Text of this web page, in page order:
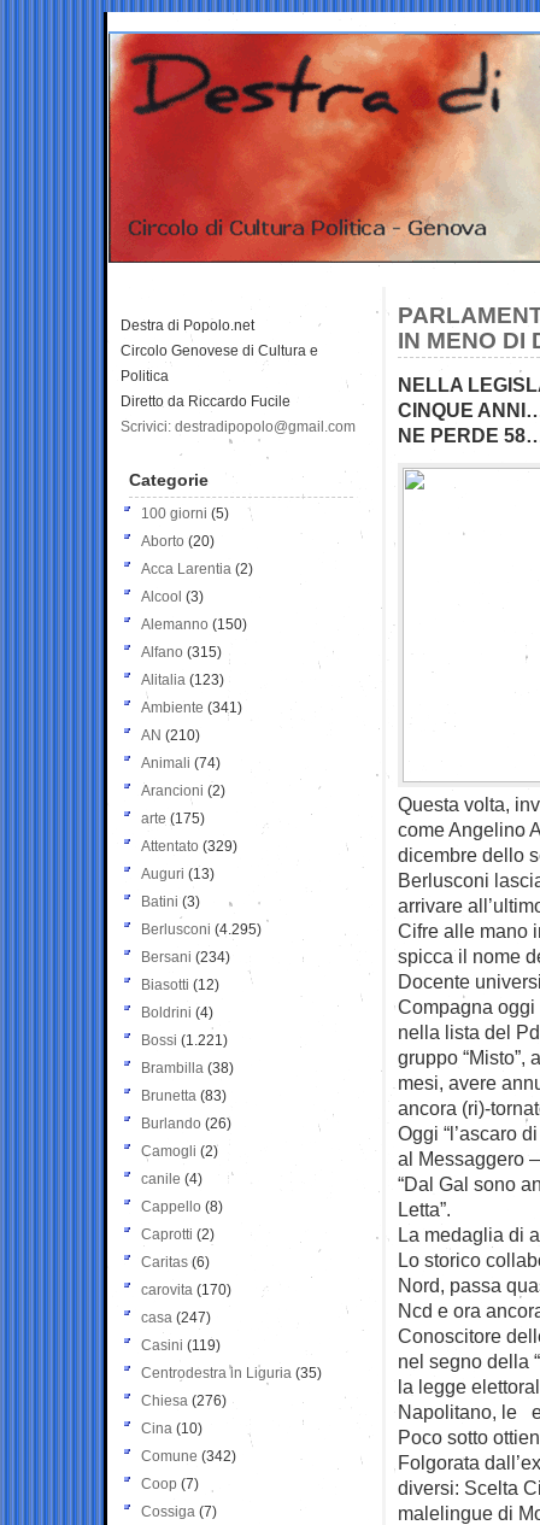
IN MENO DI
NELLA
CINQUE
NE PERDE
Questa volta,
come Angelino
dicembre dello
Berlusconi
arrivare
Cifre alle mano
spicca il nome
Docente
Compagna
nella lista del
gruppo “Misto”,
mesi, avere
ancora (ri)-
Oggi “l’ascaro
al Messaggero
“Dal Gal sono
Letta”.
La medaglia di
Lo storico
Nord, passa
Ncd e ora
Conoscitore
nel segno della
la legge
Napolitano, le
Poco sotto
Folgorata
diversi: Scelta
malelingue di
Destra di Popolo.net
Circolo Genovese di Cultura e
Politica
Diretto da Riccardo Fucile
Scrivici: destradipopolo@gmail.com
Categorie
100 giorni (5)
Aborto (20)
Acca Larentia (2)
Alcool (3)
Alemanno (150)
Alfano (315)
Alitalia (123)
Ambiente (341)
AN (210)
Animali (74)
Arancioni (2)
arte (175)
Attentato (329)
Auguri (13)
Batini (3)
Berlusconi (4.295)
Bersani (234)
Biasotti (12)
Boldrini (4)
Bossi (1.221)
Brambilla (38)
Brunetta (83)
Burlando (26)
Camogli (2)
canile (4)
Cappello (8)
Caprotti (2)
Caritas (6)
carovita (170)
casa (247)
Casini (119)
Centrodestra in Liguria (35)
Chiesa (276)
Cina (10)
Comune (342)
Coop (7)
Cossiga (7)